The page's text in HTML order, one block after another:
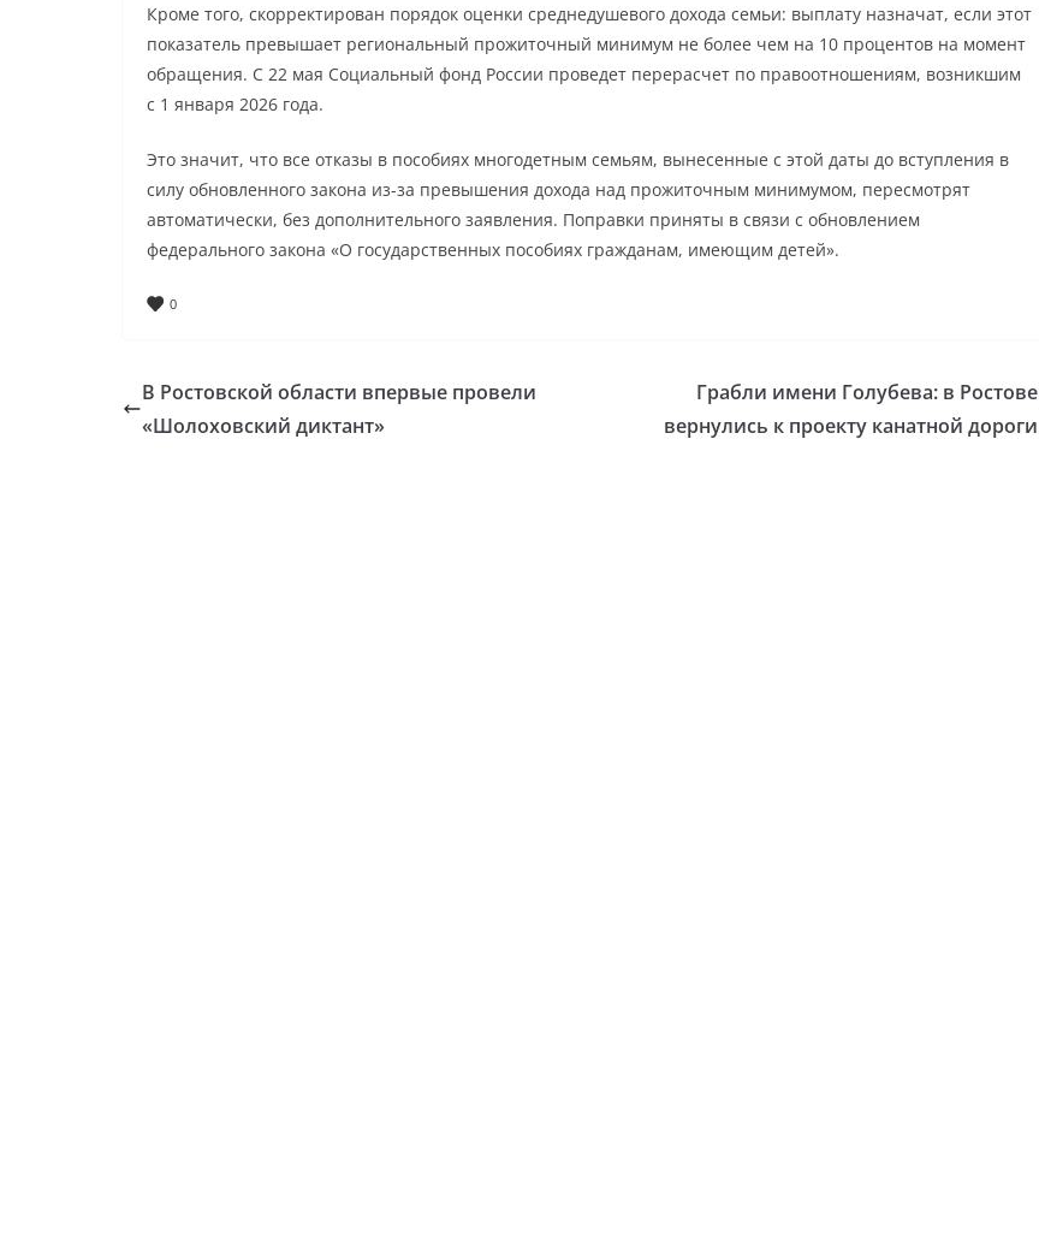
Кроме того, скорректирован порядок оценки среднедушевого дохода семьи: выплату назначат, если этот
показатель превышает региональный прожиточный минимум не более чем на 10 процентов на момент
обращения. С 22 мая Социальный фонд России проведет перерасчет по правоотношениям, возникшим
с 1 января 2026 года.
Это значит, что все отказы в пособиях многодетным семьям, вынесенные с этой даты до вступления в
силу обновленного закона из-за превышения дохода над прожиточным минимумом, пересмотрят
автоматически, без дополнительного заявления. Поправки приняты в связи с обновлением
федерального закона «О государственных пособиях гражданам, имеющим детей».
0
В Ростовской области впервые провели
«Шолоховский диктант»
Грабли имени Голубева: в Ростове
вернулись к проекту канатной дороги